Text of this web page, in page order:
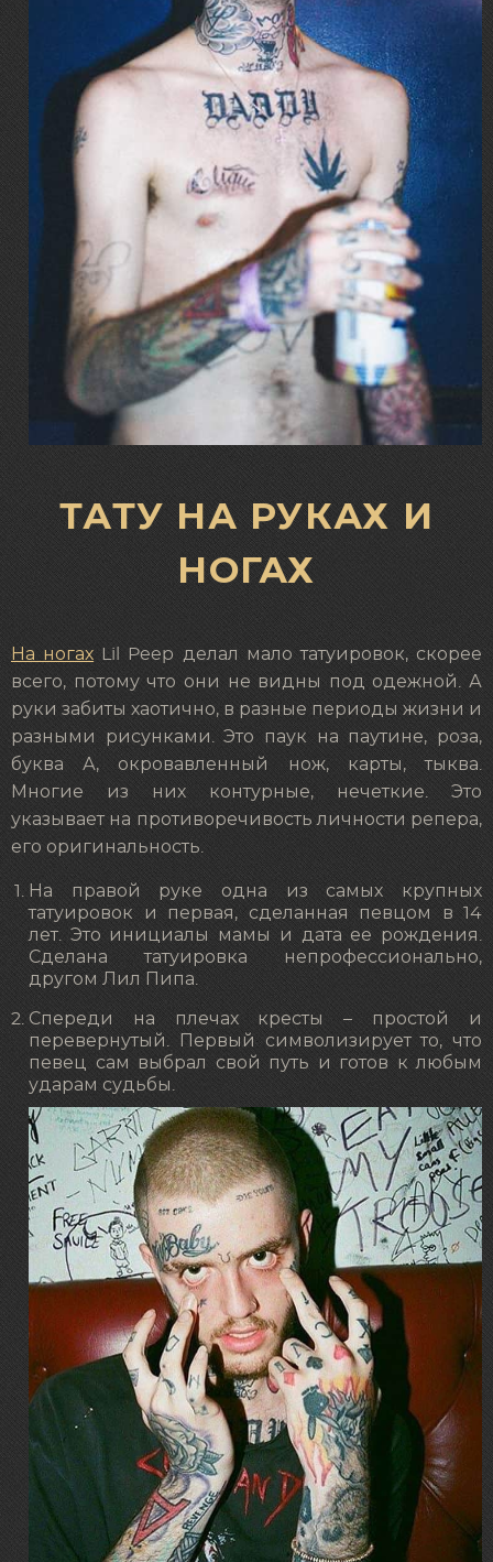
ТАТУ НА РУКАХ И
НОГАХ
На ногах Lil Peep делал мало татуировок, скорее
всего, потому что они не видны под одежной. А
руки забиты хаотично, в разные периоды жизни и
разными рисунками. Это паук на паутине, роза,
буква А, окровавленный нож, карты, тыква.
Многие из них контурные, нечеткие. Это
указывает на противоречивость личности репера,
его оригинальность.
На правой руке одна из самых крупных
татуировок и первая, сделанная певцом в 14
лет. Это инициалы мамы и дата ее рождения.
Сделана татуировка непрофессионально,
другом Лил Пипа.
Спереди на плечах кресты – простой и
перевернутый. Первый символизирует то, что
певец сам выбрал свой путь и готов к любым
ударам судьбы.